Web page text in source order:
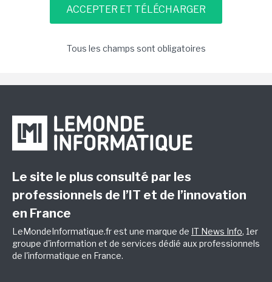
Tous les champs sont obligatoires
Le site le plus consulté par les
professionnels de l’IT et de l’innovation
en France
LeMondeInformatique.fr est une marque de IT News Info, 1er
groupe d'information et de services dédié aux professionnels
de l'informatique en France.